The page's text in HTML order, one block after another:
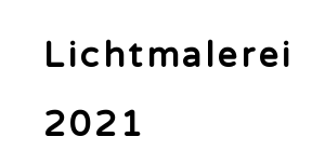
Lichtmalerei
2021